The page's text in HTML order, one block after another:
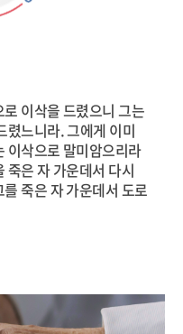
이삭을 드렸으니 그는
렸느니라. 그에게 이미
이삭으로 말미암으리라
죽은 자 가운데서 다시
죽은 자 가운데서 도로